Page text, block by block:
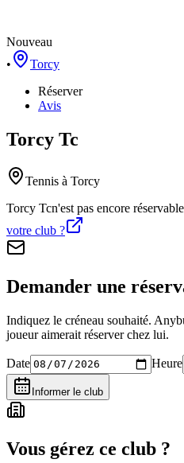
Nouveau
•
Torcy
Réserver
Avis
Torcy Tc
Tennis à Torcy
Torcy Tcn'est pas encore
votre club ?
Demander une
Indiquez le créneau souhaité.
joueur aimerait réserver chez lui.
Date Heure
Informer le club
Vous gérez ce club ?